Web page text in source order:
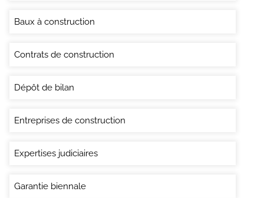
Baux à construction
Contrats de construction
Dépôt de bilan
Entreprises de construction
Expertises judiciaires
Garantie biennale